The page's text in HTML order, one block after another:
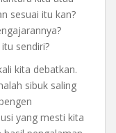
sesuai itu kan?
sendiri?
kita debatkan.
sibuk saling
yang mesti kita